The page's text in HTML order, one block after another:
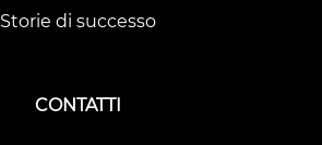
Storie di successo
CONTATTI